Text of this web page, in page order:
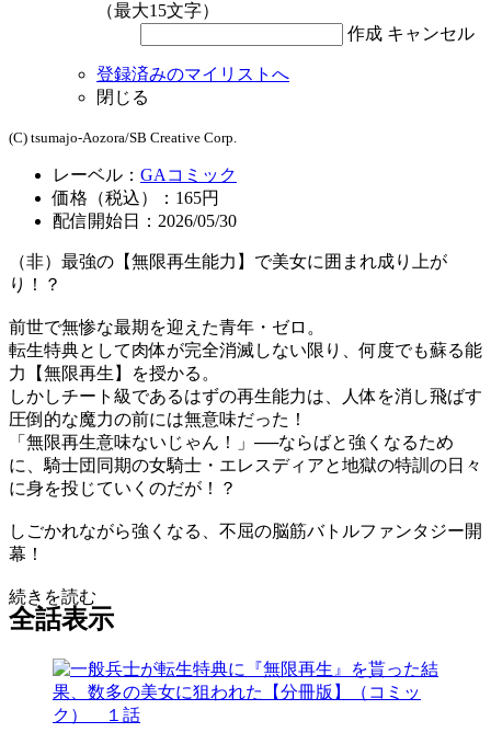
（最大15文字）
作成 キャンセル
登録済みのマイリストへ
閉じる
(C) tsumajo-Aozora/SB Creative Corp.
レーベル： GAコミック
価格（税込）：165円
配信開始日：2026/05/30
（非）最強の【無限再生能力】で美女に囲まれ成り上が
り！？
前世で無惨な最期を迎えた青年・ゼロ。
転生特典として肉体が完全消滅しない限り、何度でも蘇る能
力【無限再生】を授かる。
しかしチート級であるはずの再生能力は、人体を消し飛ばす
圧倒的な魔力の前には無意味だった！
「無限再生意味ないじゃん！」──ならばと強くなるため
に、騎士団同期の女騎士・エレスディアと地獄の特訓の日々
に身を投じていくのだが！？
しごかれながら強くなる、不屈の脳筋バトルファンタジー開
幕！
続きを読む
全話表示